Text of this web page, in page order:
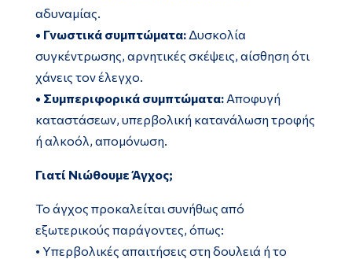
αδυναμίας.
• Γνωστικά συμπτώματα:Δυσκολία
συγκέντρωσης, αρνητικές σκέψεις, αίσθηση ότι
χάνεις τον έλεγχο.
• Συμπεριφορικά συμπτώματα:Αποφυγή
καταστάσεων, υπερβολική κατανάλωση τροφής
ή αλκοόλ, απομόνωση.
Γιατί Νιώθουμε Άγχος;
Το άγχος προκαλείται συνήθως από
εξωτερικούς παράγοντες, όπως:
• Υπερβολικές απαιτήσεις στη δουλειά ή το